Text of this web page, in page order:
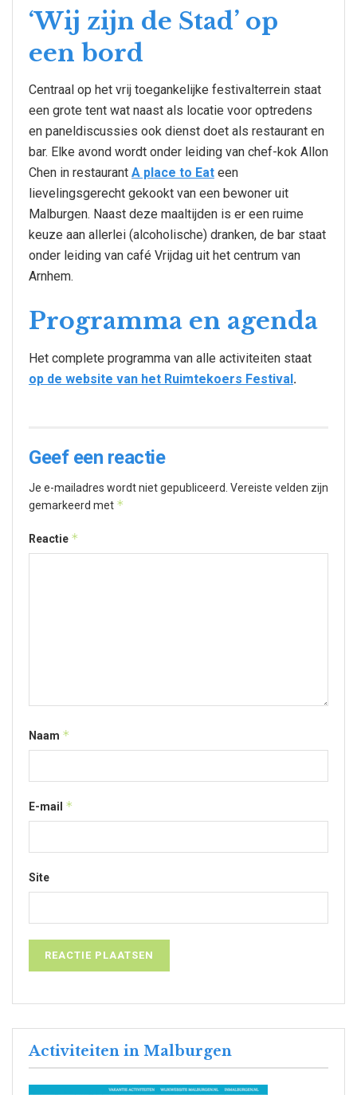
‘Wij zijn de Stad’ op
een bord
Centraal op het vrij toegankelijke festivalterrein staat
een grote tent wat naast als locatie voor optredens
en paneldiscussies ook dienst doet als restaurant en
bar. Elke avond wordt onder leiding van chef-kok Allon
Chen in restaurant A place to Eat een
lievelingsgerecht gekookt van een bewoner uit
Malburgen. Naast deze maaltijden is er een ruime
keuze aan allerlei (alcoholische) dranken, de bar staat
onder leiding van café Vrijdag uit het centrum van
Arnhem.
Programma en agenda
Het complete programma van alle activiteiten staat
op de website van het Ruimtekoers Festival.
Geef een reactie
Je e-mailadres wordt niet gepubliceerd. Vereiste velden zijn
gemarkeerd met *
Reactie *
Naam *
E-mail *
Site
Activiteiten in Malburgen